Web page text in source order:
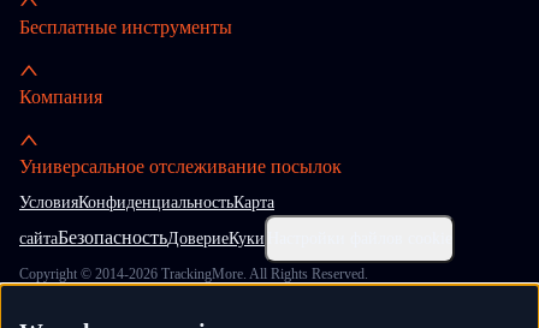
Бесплатные инструменты
Компания
Универсальное отслеживание посылок
УсловияКонфиденциальностьКарта
сайтаБезопасностьДовериеКуки
Copyright © 2014-2026 TrackingMore. All Rights Reserved.